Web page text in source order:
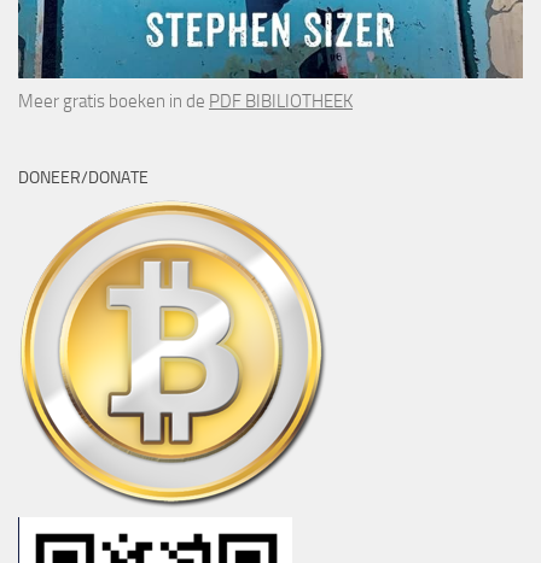
Meer gratis boeken in de PDF BIBILIOTHEEK
DONEER/DONATE